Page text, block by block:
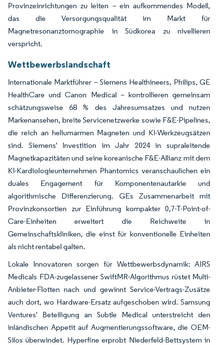
Provinzeinrichtungen zu leiten – ein aufkommendes Modell,
das die Versorgungsqualität im Markt für
Magnetresonanztomographie in Südkorea zu nivellieren
verspricht.
Wettbewerbslandschaft
Internationale Marktführer – Siemens Healthineers, Philips, GE
HealthCare und Canon Medical – kontrollieren gemeinsam
schätzungsweise 68 % des Jahresumsatzes und nutzen
Markenansehen, breite Servicenetzwerke sowie F&E-Pipelines,
die reich an heliumarmen Magneten und KI-Werkzeugsätzen
sind. Siemens' Investition im Jahr 2024 in supraleitende
Magnetkapazitäten und seine koreanische F&E-Allianz mit dem
KI-Kardiologieunternehmen Phantomics veranschaulichen ein
duales Engagement für Komponentenautarkie und
algorithmische Differenzierung. GEs Zusammenarbeit mit
Provinzkonsortien zur Einführung kompakter 0,7-T-Point-of-
Care-Einheiten erweitert die Reichweite in
Gemeinschaftskliniken, die einst für konventionelle Einheiten
als nicht rentabel galten.
Lokale Innovatoren sorgen für Wettbewerbsdynamik: AIRS
Medicals FDA-zugelassener SwiftMR-Algorithmus rüstet Multi-
Anbieter-Flotten nach und gewinnt Service-Vertrags-Zusätze
auch dort, wo Hardware-Ersatz aufgeschoben wird. Samsung
Ventures' Beteiligung an Subtle Medical unterstreicht den
inländischen Appetit auf Augmentierungssoftware, die OEM-
Silos überwindet. Hyperfine erprobt Niederfeld-Bettsystem in